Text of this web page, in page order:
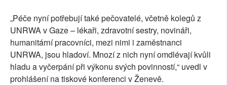
„Péče nyní potřebují také pečovatelé, včetně kolegů z
UNRWA v Gaze – lékaři, zdravotní sestry, novináři,
humanitární pracovníci, mezi nimi i zaměstnanci
UNRWA, jsou hladoví. Mnozí z nich nyní omdlévají kvůli
hladu a vyčerpání při výkonu svých povinností,“ uvedl v
prohlášení na tiskové konferenci v Ženevě.